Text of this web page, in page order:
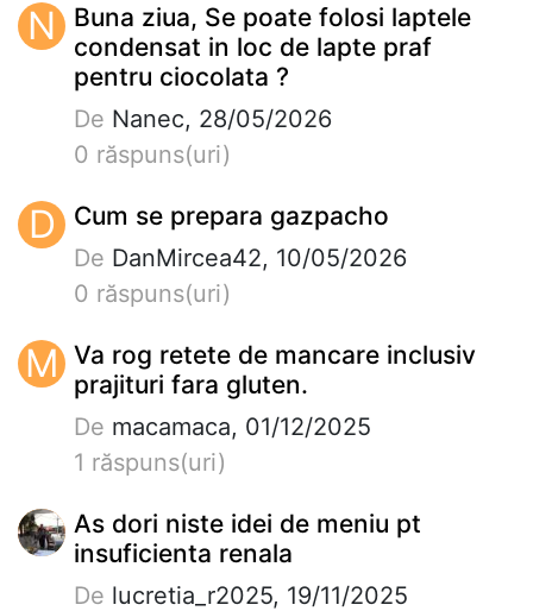
N
Buna ziua, Se poate folosi laptele
condensat in loc de lapte praf
pentru ciocolata ?
De Nanec, 28/05/2026
0 răspuns(uri)
D Cum se prepara gazpacho
De DanMircea42, 10/05/2026
0 răspuns(uri)
M Va rog retete de mancare inclusiv
prajituri fara gluten.
De macamaca, 01/12/2025
1 răspuns(uri)
As dori niste idei de meniu pt
insuficienta renala
De lucretia_r2025, 19/11/2025